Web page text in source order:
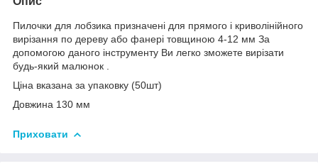
Пилочки для лобзика призначені для прямого і криволінійного
вирізання по дереву або фанері товщиною 4-12 мм За
допомогою даного інструменту Ви легко зможете вирізати
будь-який малюнок .
Ціна вказана за упаковку (50шт)
Довжина 130 мм
Приховати